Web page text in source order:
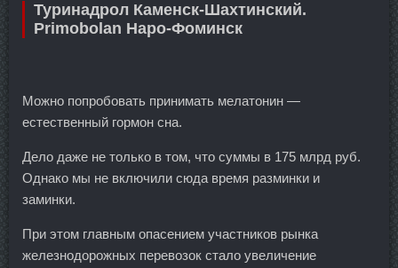
Туринадрол Каменск-Шахтинский.
Primobolan Наро-Фоминск
Можно попробовать принимать мелатонин —
естественный гормон сна.
Дело даже не только в том, что суммы в 175 млрд руб.
Однако мы не включили сюда время разминки и
заминки.
При этом главным опасением участников рынка
железнодорожных перевозок стало увеличение